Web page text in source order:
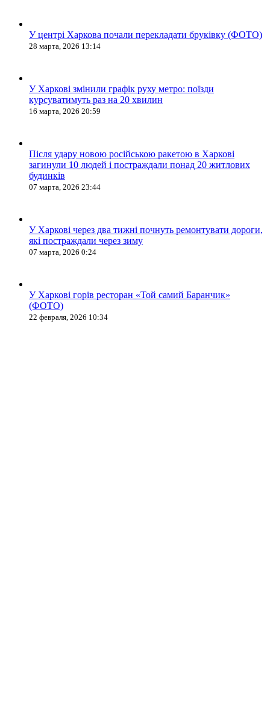
У центрі Харкова почали перекладати бруківку (ФОТО)
28 марта, 2026 13:14
У Харкові змінили графік руху метро: поїзди
курсуватимуть раз на 20 хвилин
16 марта, 2026 20:59
Після удару новою російською ракетою в Харкові
загинули 10 людей і постраждали понад 20 житлових
будинків
07 марта, 2026 23:44
У Харкові через два тижні почнуть ремонтувати дороги,
які постраждали через зиму
07 марта, 2026 0:24
У Харкові горів ресторан «Той самий Баранчик»
(ФОТО)
22 февраля, 2026 10:34